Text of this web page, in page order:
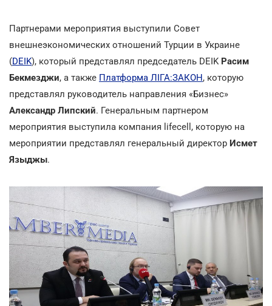
Партнерами мероприятия выступили Совет
внешнеэкономических отношений Турции в Украине
(DEIK), который представлял председатель DEIK Расим
Бекмезджи, а также Платформа ЛІГА:ЗАКОН, которую
представлял руководитель направления «Бизнес»
Александр Липский. Генеральным партнером
мероприятия выступила компания lifecell, которую на
мероприятии представлял генеральный директор Исмет
Языджы.